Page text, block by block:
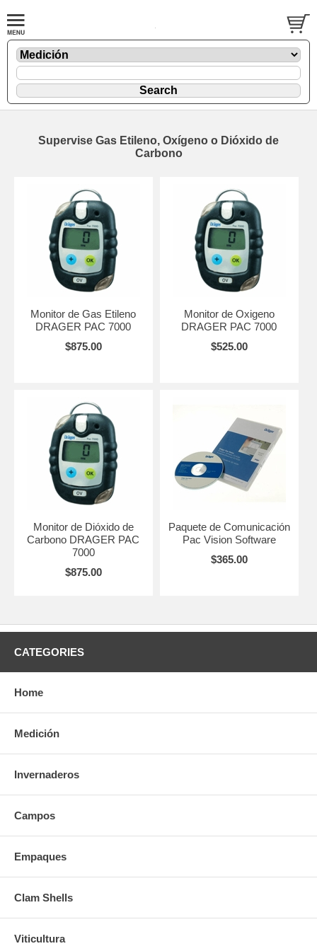
Supervise Gas Etileno, Oxígeno o Dióxido de
Carbono
Monitor de Gas Etileno
DRAGER PAC 7000
$875.00
Monitor de Oxigeno
DRAGER PAC 7000
$525.00
Monitor de Dióxido de
Carbono DRAGER PAC
7000
$875.00
Paquete de Comunicación
Pac Vision Software
$365.00
CATEGORIES
Home
Medición
Invernaderos
Campos
Empaques
Clam Shells
Viticultura